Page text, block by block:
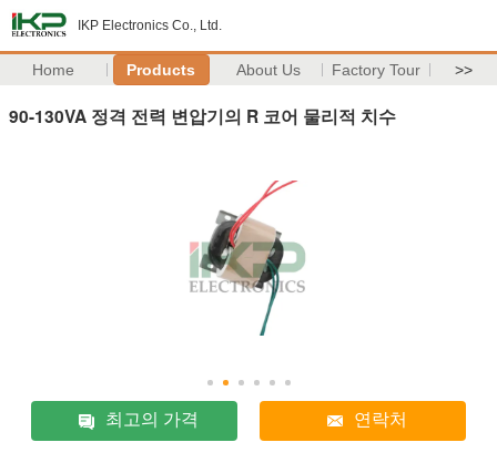
IKP Electronics Co., Ltd.
Home Products About Us Factory Tour >>
90-130VA 정격 전력 변압기의 R 코어 물리적 치수
최고의 가격 연락처